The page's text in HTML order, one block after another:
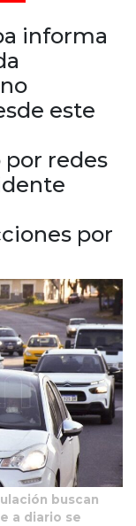
informa
este
redes
por
buscan
a diario se